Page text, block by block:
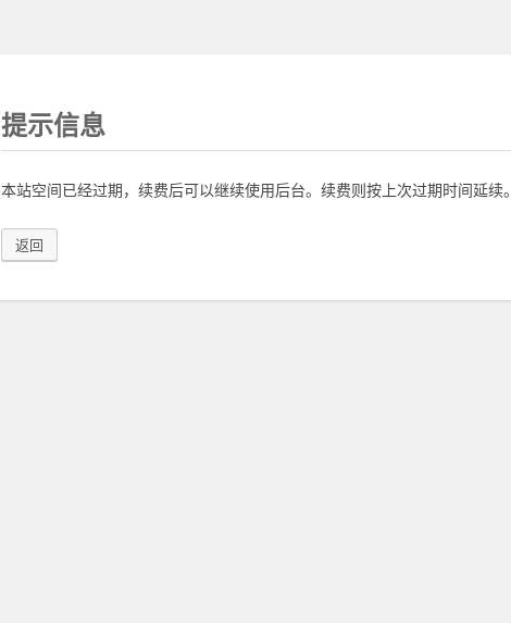
提示信息
本站空间已经过期，续费后可以继续使用后台。续费则按上次过期时间延续。
返回